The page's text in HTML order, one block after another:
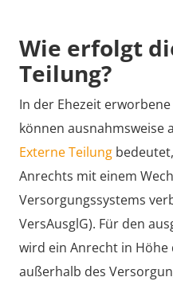
Wie erfolgt
Teilung?
In der Ehezeit
können ausnahmsweise
Externe Teilung
Anrechts mit einem
Versorgungssystems
VersAusglG). Für den
wird ein Anrecht in Höhe
außerhalb des